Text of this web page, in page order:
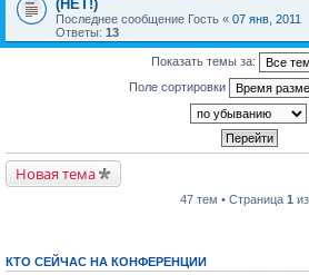
(НЕТ!)
Последнее сообщение Гость « 07 янв, 2011
Ответы: 13
Показать темы за:
Поле сортировки
Новая тема
47 тем • Страница 1 из
КТО СЕЙЧАС НА КОНФЕРЕНЦИИ